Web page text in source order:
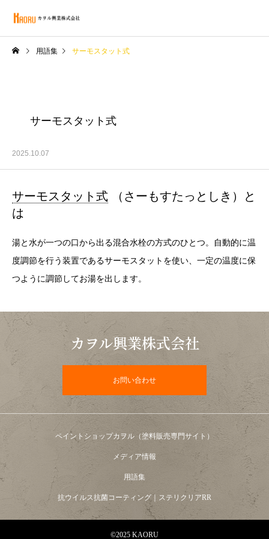
用語集 サーモスタット式
サーモスタット式
2025.10.07
サーモスタット式 （さーもすたっとしき）と
は
湯と水が一つの口から出る混合水栓の方式のひとつ。自動的に温
度調節を行う装置であるサーモスタットを使い、一定の温度に保
つように調節してお湯を出します。
カヲル興業株式会社
お問い合わせ
ペイントショップカヲル（塗料販売専門サイト）
メディア情報
用語集
抗ウイルス抗菌コーティング｜ステリクリアRR
©2025 KAORU